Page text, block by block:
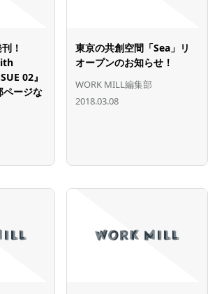
！
02』
ページな
東京の共創空間「Sea」リ
オープンのお知らせ！
WORK MILL編集部
2018.03.08